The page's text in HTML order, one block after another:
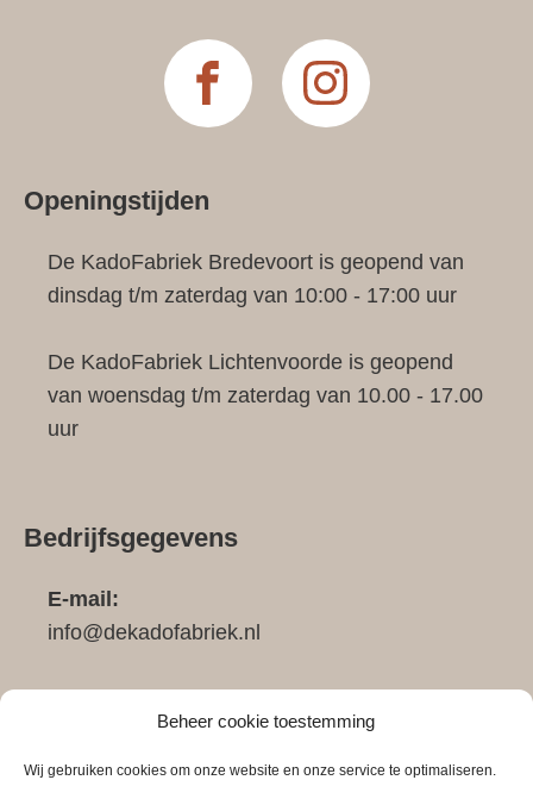
Beheer cookie toestemming
Wij gebruiken cookies om onze website en onze service te optimaliseren.
Openingstijden
De KadoFabriek Bredevoort is geopend van
dinsdag t/m zaterdag van 10:00 - 17:00 uur
De KadoFabriek Lichtenvoorde is geopend
van woensdag t/m zaterdag van 10.00 - 17.00
uur
Bedrijfsgegevens
E-mail:
info@dekadofabriek.nl
0683911148